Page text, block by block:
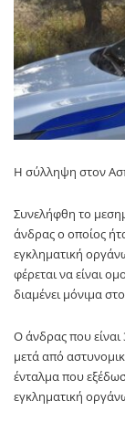
Η σύλληψη στον
Συνελήφθη το
άνδρας ο οποίος
εγκληματική
φέρεται να είναι
διαμένει μόνιμα
Ο άνδρας που
μετά από
ένταλμα που
εγκληματική